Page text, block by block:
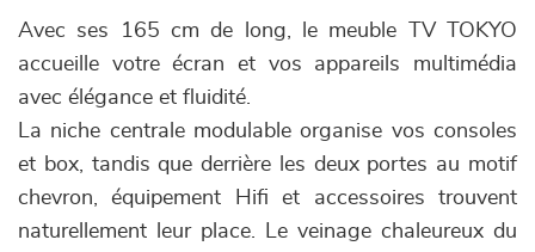
Avec ses 165 cm de long, le meuble TV TOKYO
accueille votre écran et vos appareils multimédia
avec élégance et fluidité.
La niche centrale modulable organise vos consoles
et box, tandis que derrière les deux portes au motif
chevron, équipement Hifi et accessoires trouvent
naturellement leur place. Le veinage chaleureux du